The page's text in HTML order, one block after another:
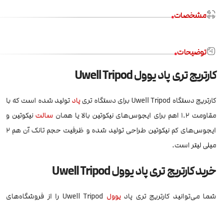
مشخصات
توضیحات
کارتریج تری پاد یوول Uwell Tripod
کارتریج دستگاه Uwell Tripod برای دستگاه تری پاد تولید شده است که با
مقاومت 1.2 اهم برای ایجوس‌های نیکوتین بالا یا همان
سالت نیکوتین و
ایجوس‌های کم نیکوتین طراحی تولید شده و ظرفیت حجم تانک آن هم 2
میلی لیتر است.
خرید کارتریج تری پاد یوول Uwell Tripod
شما می‌توانید کارتریج تری پادیوول
Uwell Tripod را از فروشگاه‌های